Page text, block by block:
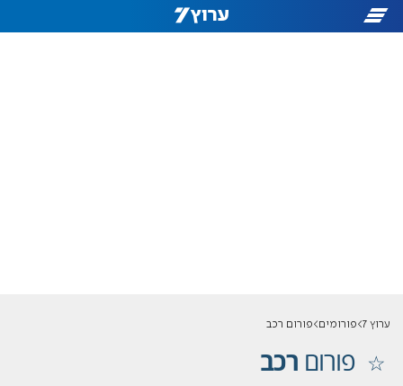
ערוץ 7 פורומים פורום רכב
פורום רכב